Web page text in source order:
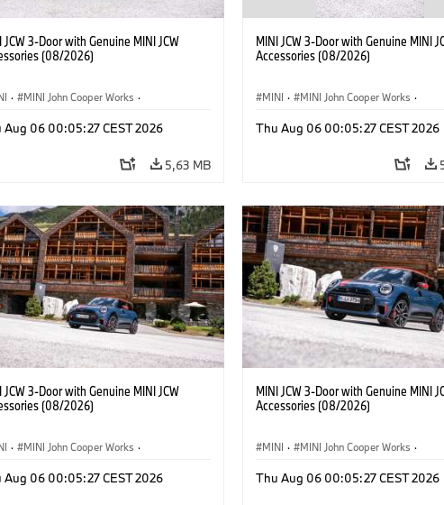
JCW 3-Door with Genuine MINI JCW
(08/2026)
· MINI John Cooper Works ·
na přání, příslušenství
Aug 06 00:05:27 CEST 2026
5,63 MB
MINI JCW 3-Door with Genuine MINI
Accessories (08/2026)
MINI · MINI John Cooper Works ·
Doplňky na přání, příslušenství
Thu Aug 06 00:05:27 CEST 2026
JCW 3-Door with Genuine MINI JCW
(08/2026)
· MINI John Cooper Works ·
na přání, příslušenství
Aug 06 00:05:27 CEST 2026
MINI JCW 3-Door with Genuine MINI
Accessories (08/2026)
MINI · MINI John Cooper Works ·
Doplňky na přání, příslušenství
Thu Aug 06 00:05:27 CEST 2026